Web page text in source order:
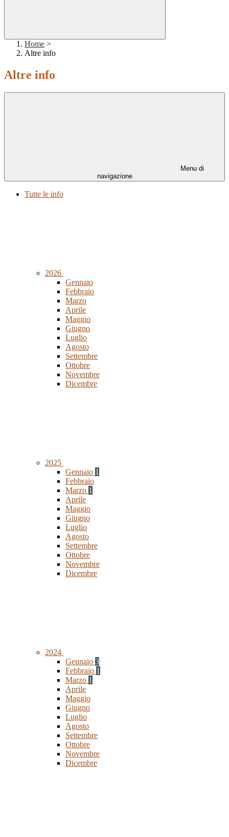
Home >
Altre info
Altre info
Menu di
navigazione
Tutte le info
2026
Gennaio
Febbraio
Marzo
Aprile
Maggio
Giugno
Luglio
Agosto
Settembre
Ottobre
Novembre
Dicembre
2025
Gennaio 1
Febbraio
Marzo 1
Aprile
Maggio
Giugno
Luglio
Agosto
Settembre
Ottobre
Novembre
Dicembre
2024
Gennaio 3
Febbraio 1
Marzo 1
Aprile
Maggio
Giugno
Luglio
Agosto
Settembre
Ottobre
Novembre
Dicembre